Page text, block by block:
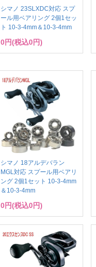
シマノ 23SLXDC対応 スプ
ール用ベアリング 2個1セッ
ト 10-3-4mm＆10-3-4mm
0円(税込0円)
シマノ 18アルデバラン
MGL対応 スプール用ベアリ
ング 2個1セット 10-3-4mm
＆10-3-4mm
0円(税込0円)